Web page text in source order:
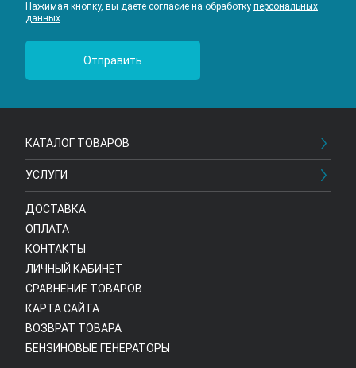
Нажимая кнопку, вы даете согласие на обработку персональных
данных
КАТАЛОГ ТОВАРОВ
УСЛУГИ
ДОСТАВКА
ОПЛАТА
КОНТАКТЫ
ЛИЧНЫЙ КАБИНЕТ
СРАВНЕНИЕ ТОВАРОВ
КАРТА САЙТА
ВОЗВРАТ ТОВАРА
БЕНЗИНОВЫЕ ГЕНЕРАТОРЫ